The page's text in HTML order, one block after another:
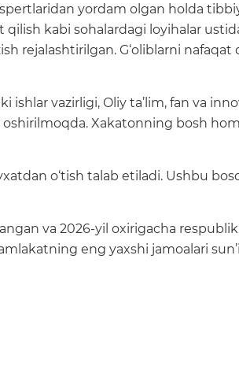
yordam olgan holda
kabi sohalardagi loyihalar
rejalashtirilgan. G‘oliblarni
vazirligi, Oliy ta’lim, fan va
Xakatonning bosh
o‘tish talab etiladi. Ushbu
va 2026-yil oxirigacha
eng yaxshi jamoalari